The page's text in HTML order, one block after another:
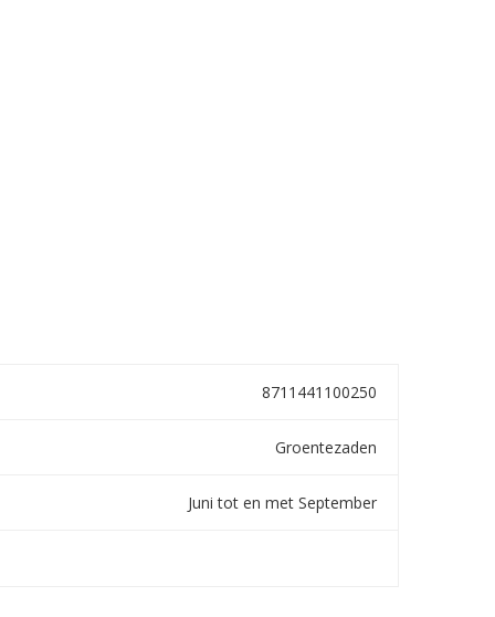
8711441100250
Groentezaden
Juni tot en met September